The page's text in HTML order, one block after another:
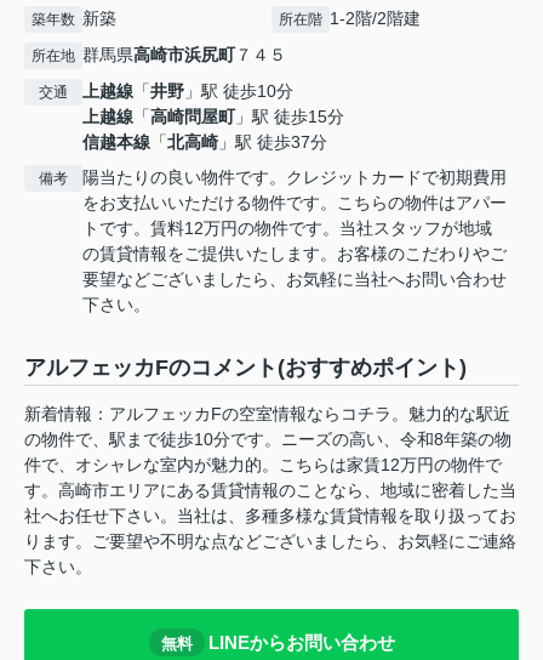
築年数 新築 所在階 1-2階/2階建
所在地 群馬県高崎市浜尻町７４５
交通 上越線 「井野 」駅 徒歩10分
上越線 「高崎問屋町」駅 徒歩15分
信越本線 「北高崎 」駅 徒歩37分
備考
陽当たりの良い物件です。クレジットカードで初期費用
をお支払いいただける物件です。こちらの物件はアパー
トです。賃料12万円の物件です。当社スタッフが地域
の賃貸情報をご提供いたします。お客様のこだわりやご
要望などございましたら、お気軽に当社へお問い合わせ
下さい。
アルフェッカFのコメント(おすすめポイント)
新着情報：アルフェッカFの空室情報ならコチラ。魅力的な駅近
の物件で、駅まで徒歩10分です。ニーズの高い、令和8年築の物
件で、オシャレな室内が魅力的。こちらは家賃12万円の物件で
す。高崎市エリアにある賃貸情報のことなら、地域に密着した当
社へお任せ下さい。当社は、多種多様な賃貸情報を取り扱ってお
ります。ご要望や不明な点などございましたら、お気軽にご連絡
下さい。
無料 LINEからお問い合わせ